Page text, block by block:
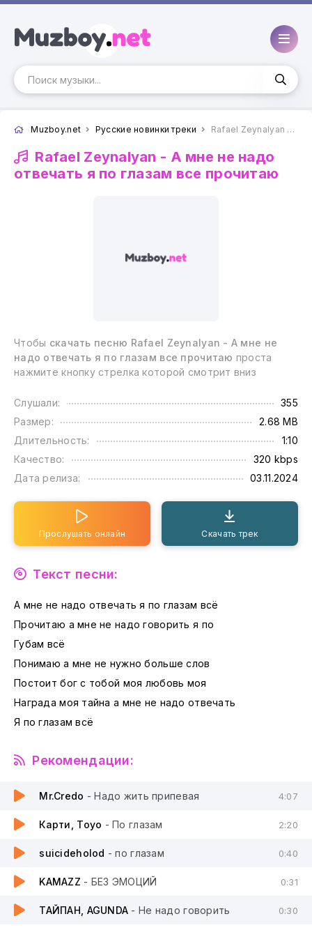
Muzboy.net Русские новинки треки Rafael Zeynalyan - А мне не надо отвечать я по глазам все прочитаю
Rafael Zeynalyan - А мне не надо
отвечать я по глазам все прочитаю
Чтобы скачать песню Rafael Zeynalyan - А мне не
надо отвечать я по глазам все прочитаю проста
нажмите кнопку стрелка которой смотрит вниз
Слушали:
355
Размер:
2.68 MB
Длительность:
1:10
Качество:
320 kbps
Дата релиза:
03.11.2024
Прослушать онлайн Скачать трек
Текст песни:
А мне не надо отвечать я по глазам всё
Прочитаю а мне не надо говорить я по
Губам всё
Понимаю а мне не нужно больше слов
Постоит бог с тобой моя любовь моя
Награда моя тайна а мне не надо отвечать
Я по глазам всё
Рекомендации:
Mr.Credo - Надо жить припевая 4:07
Карти, Toyo - По глазам 2:20
suicideholod - по глазам 0:40
KAMAZZ - БЕЗ ЭМОЦИЙ 0:31
ТАЙПАН, AGUNDA - Не надо говорить 0:30